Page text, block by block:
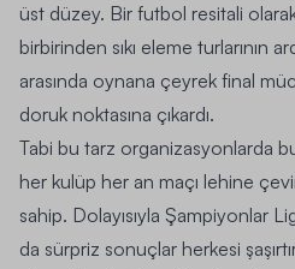
üst düzey. Bir futbol resitali
birbirinden sıkı eleme turlarının
arasında oynana çeyrek final
doruk noktasına çıkardı.
Tabi bu tarz organizasyonlarda
her kulüp her an maçı lehine
sahip. Dolayısıyla Şampiyonlar
da sürpriz sonuçlar herkesi